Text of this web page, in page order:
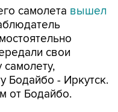
самолета вышел
свои
Бодайбо - Иркутск.
от Бодайбо.